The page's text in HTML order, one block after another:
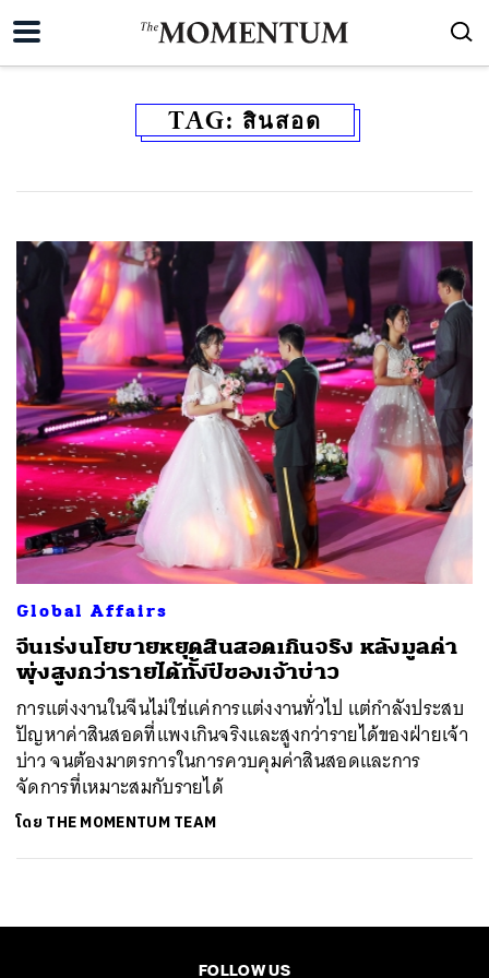
TAG: สินสอด
Global Affairs
จีนเร่งนโยบายหยุดสินสอดเกินจริง หลังมูลค่า
พุ่งสูงกว่ารายได้ทั้งปีของเจ้าบ่าว
การแต่งงานในจีนไม่ใช่แค่การแต่งงานทั่วไป แต่กำลังประสบ
ปัญหาค่าสินสอดที่แพงเกินจริงและสูงกว่ารายได้ของฝ่ายเจ้า
บ่าว จนต้องมาตรการในการควบคุมค่าสินสอดและการ
จัดการที่เหมาะสมกับรายได้
โดย THE MOMENTUM TEAM
FOLLOW US
ค้นหา
SHARE TWEET LINE EMAIL